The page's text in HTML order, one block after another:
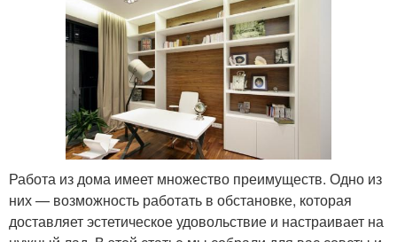
Работа из дома имеет множество преимуществ. Одно из
них — возможность работать в обстановке, которая
доставляет эстетическое удовольствие и настраивает на